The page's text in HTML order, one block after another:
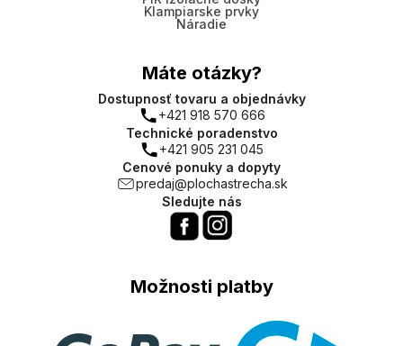
Klampiarske prvky
Náradie
Máte otázky?
Dostupnosť tovaru a objednávky
+421 918 570 666
Technické poradenstvo
+421 905 231 045
Cenové ponuky a dopyty
predaj@plochastrecha.sk
Sledujte nás
Možnosti platby